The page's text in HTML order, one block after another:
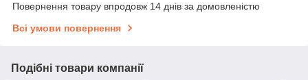
Повернення товару впродовж 14 днів за домовленістю
Всі умови повернення
Подібні товари компанії